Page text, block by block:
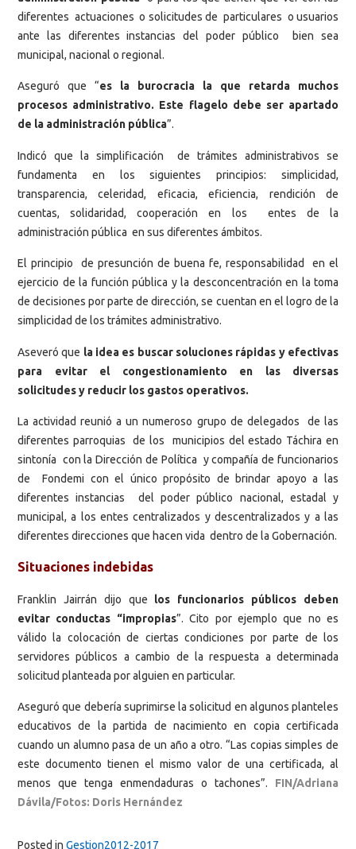
diferentes actuaciones o solicitudes de particulares o usuarios
ante las diferentes instancias del poder público bien sea
municipal, nacional o regional.
Aseguró que “es la burocracia la que retarda muchos
procesos administrativo. Este flagelo debe ser apartado
de la administración pública”.
Indicó que la simplificación de trámites administrativos se
fundamenta en los siguientes principios: simplicidad,
transparencia, celeridad, eficacia, eficiencia, rendición de
cuentas, solidaridad, cooperación en los entes de la
administración pública en sus diferentes ámbitos.
El principio de presunción de buena fe, responsabilidad en el
ejercicio de la función pública y la desconcentración en la toma
de decisiones por parte de dirección, se cuentan en el logro de la
simplicidad de los trámites administrativo.
Aseveró que la idea es buscar soluciones rápidas y efectivas
para evitar el congestionamiento en las diversas
solicitudes y reducir los gastos operativos.
La actividad reunió a un numeroso grupo de delegados de las
diferentes parroquias de los municipios del estado Táchira en
sintonía con la Dirección de Política y compañía de funcionarios
de Fondemi con el único propósito de brindar apoyo a las
diferentes instancias del poder público nacional, estadal y
municipal, a los entes centralizados y descentralizados y a las
diferentes direcciones que hacen vida dentro de la Gobernación.
Situaciones indebidas
Franklin Jairrán dijo que los funcionarios públicos deben
evitar conductas “impropias”. Cito por ejemplo que no es
válido la colocación de ciertas condiciones por parte de los
servidores públicos a cambio de la respuesta a determinada
solicitud planteada por alguien en particular.
Aseguró que debería suprimirse la solicitud en algunos planteles
educativos de la partida de nacimiento en copia certificada
cuando un alumno pasa de un año a otro. “Las copias simples de
este documento tienen el mismo valor de una certificada, al
menos que tenga enmendaduras o tachones”. FIN/Adriana
Dávila/Fotos: Doris Hernández
Posted in Gestion2012-2017